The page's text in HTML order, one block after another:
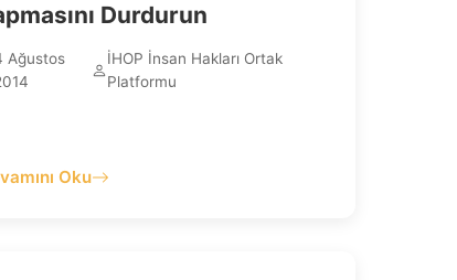
Durdurun
Ağustos
İHOP İnsan Hakları Ortak
Platformu
Oku